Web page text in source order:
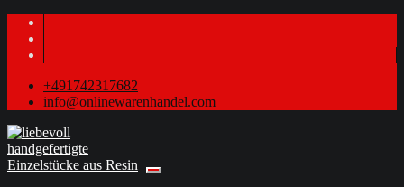
+491742317682
info@onlinewarenhandel.com